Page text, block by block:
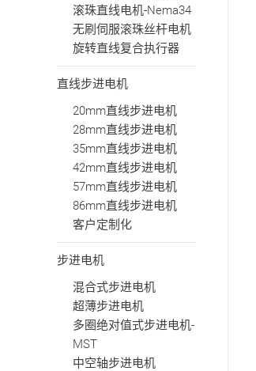
滚珠直线电机-Nema34
无刷伺服滚珠丝杆电机
旋转直线复合执行器
直线步进电机
20mm直线步进电机
28mm直线步进电机
35mm直线步进电机
42mm直线步进电机
57mm直线步进电机
86mm直线步进电机
客户定制化
步进电机
混合式步进电机
超薄步进电机
多圈绝对值式步进电机-
MST
中空轴步进电机